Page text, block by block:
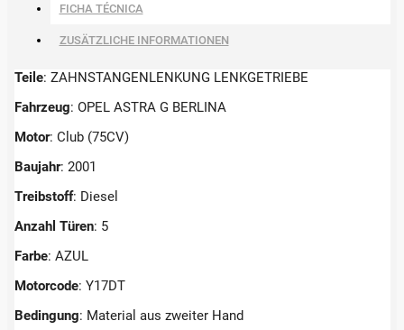
FICHA TÉCNICA
ZUSÄTZLICHE INFORMATIONEN
Teile: ZAHNSTANGENLENKUNG LENKGETRIEBE
Fahrzeug: OPEL ASTRA G BERLINA
Motor: Club (75CV)
Baujahr: 2001
Treibstoff: Diesel
Anzahl Türen: 5
Farbe: AZUL
Motorcode: Y17DT
Bedingung: Material aus zweiter Hand